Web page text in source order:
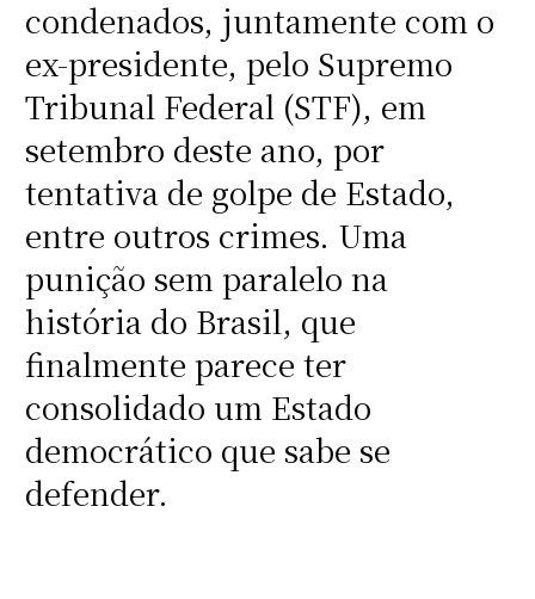
condenados, juntamente com o
ex-presidente, pelo Supremo
Tribunal Federal (STF), em
setembro deste ano, por
tentativa de golpe de Estado,
entre outros crimes. Uma
punição sem paralelo na
história do Brasil, que
finalmente parece ter
consolidado um Estado
democrático que sabe se
defender.